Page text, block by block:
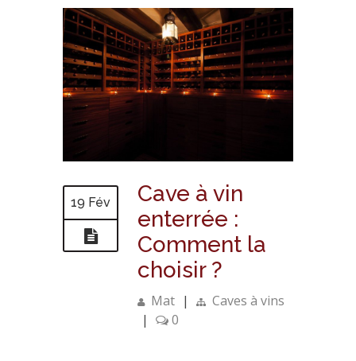
19 Fév
Cave à vin
enterrée :
Comment la
choisir ?
Mat |
Caves à vins
|
0